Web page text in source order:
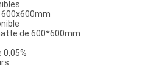
de 600*600mm